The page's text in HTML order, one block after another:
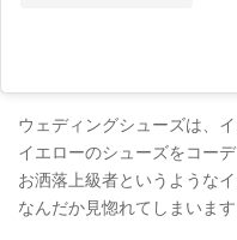
ウェディングシューズは、イ
イエローのシューズをコー
お洒落上級者というような
なんだか見惚れてしまいま